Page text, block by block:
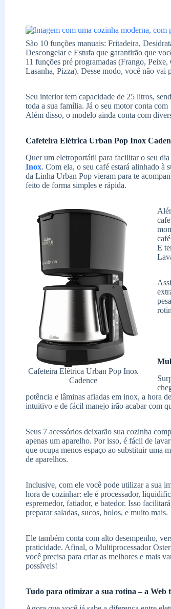
São 10 funções manuais: Fritadeira,
Descongelar e Estufa que garantirão que
11 funções pré programadas (Frango,
Lasanha, Pizza). Desse modo, você não vai
Seu interior tem capacidade de 25 litros,
toda a sua família. Já o seu motor conta
Além disso, o modelo ainda conta com
Cafeteira Elétrica Urban Pop Inox
Quer um eletroportátil para facilitar o seu
Inox. Com ela, o seu café estará alinhado à
da Linha Urban Pop vieram para te
feito de forma simples e rápida.
Cafeteira Elétrica Urban Pop Inox
Cadence
E
potência e lâminas afiadas em inox, a hora
intuitivo e de fácil manejo irão acabar com
Seus 7 acessórios deixarão sua cozinha
apenas um aparelho. Por isso, é fácil de
que ocupa menos espaço ao substituir uma
de aparelhos.
Inclusive, com ele você pode utilizar a sua
hora de cozinhar: ele é processador,
espremedor, fatiador, e batedor. Isso
preparar saladas, sucos, bolos, e muito mais.
Ele também conta com alto desempenho,
praticidade. Afinal, o Multiprocessador
você precisa para criar as melhores e mais
possíveis!
Tudo para otimizar a sua rotina – a Web